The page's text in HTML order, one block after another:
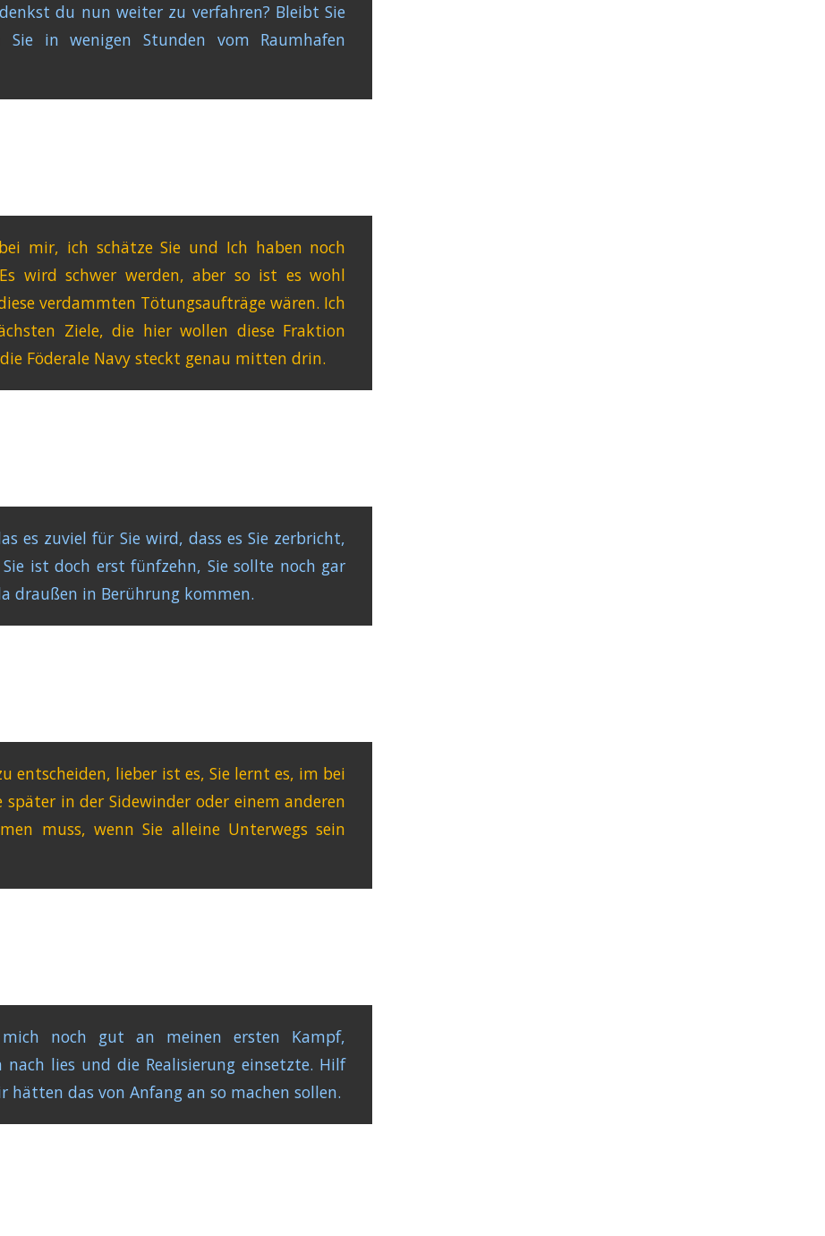
du nun weiter zu verfahren? Bleibt Sie
in wenigen Stunden vom Raumhafen
mir, ich schätze Sie und Ich haben noch
wird schwer werden, aber so ist es wohl
verdammten Tötungsaufträge wären. Ich
Ziele, die hier wollen diese Fraktion
Föderale Navy steckt genau mitten drin.
es zuviel für Sie wird, dass es Sie zerbricht,
ist doch erst fünfzehn, Sie sollte noch gar
draußen in Berührung kommen.
entscheiden, lieber ist es, Sie lernt es, im bei
später in der Sidewinder oder einem anderen
muss, wenn Sie alleine Unterwegs sein
noch gut an meinen ersten Kampf,
nach lies und die Realisierung einsetzte. Hilf
hätten das von Anfang an so machen sollen.